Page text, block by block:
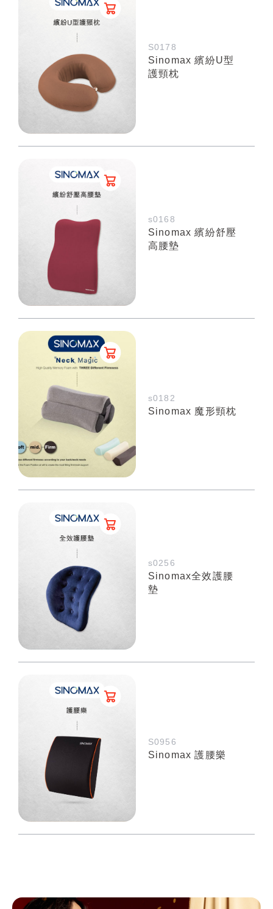
S0178
Sinomax 繽紛U型
護頸枕
s0168
Sinomax 繽紛舒壓
高腰墊
s0182
Sinomax 魔形頸枕
s0256
Sinomax全效護腰
墊
S0956
Sinomax 護腰樂